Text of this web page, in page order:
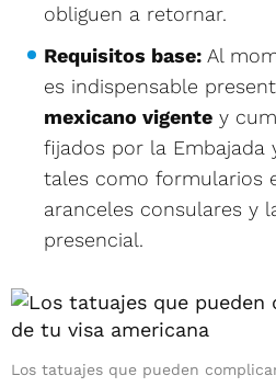
obliguen a retornar.
Requisitos base: Al
es indispensable
mexicano vigente y
fijados por la Embajada
tales como formularios
aranceles consulares y
presencial.
Los tatuajes que pueden